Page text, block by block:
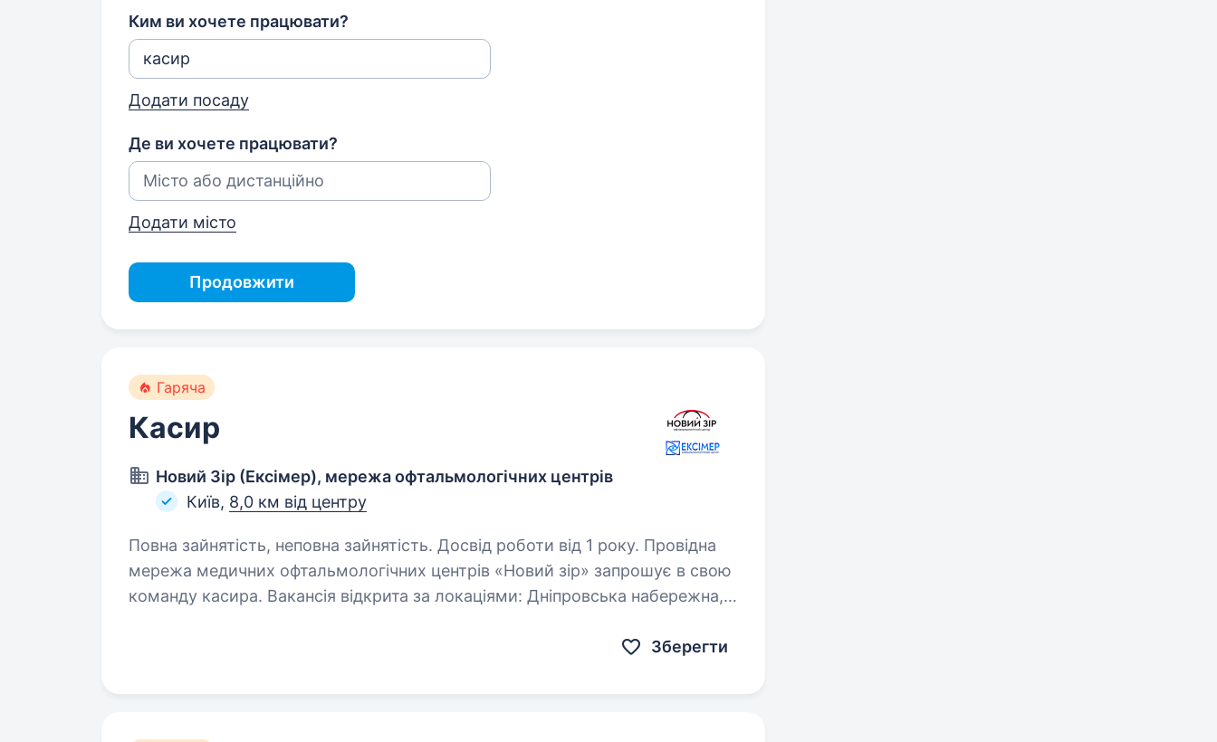
Ким ви хочете працювати?
Додати посаду
Де ви хочете працювати?
Додати місто
Продовжити
Гаряча
Касир
Новий Зір (Ексімер), мережа офтальмологічних центрів
Київ, 8,0 км від центру
Повна зайнятість, неповна зайнятість. Досвід роботи від 1 року. Провідна
мережа медичних офтальмологічних центрів «Новий зір» запрошує в свою
команду касира. Вакансія відкрита за локаціями: Дніпровська набережна,
Зберегти